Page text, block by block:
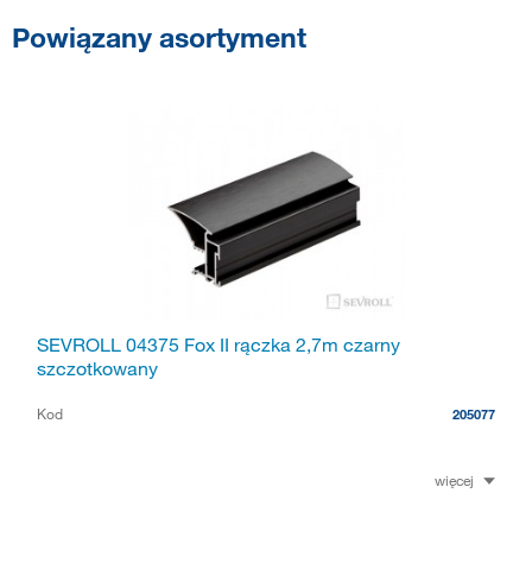
Powiązany asortyment
SEVROLL 04375 Fox II rączka 2,7m czarny
szczotkowany
Kod 205077
więcej